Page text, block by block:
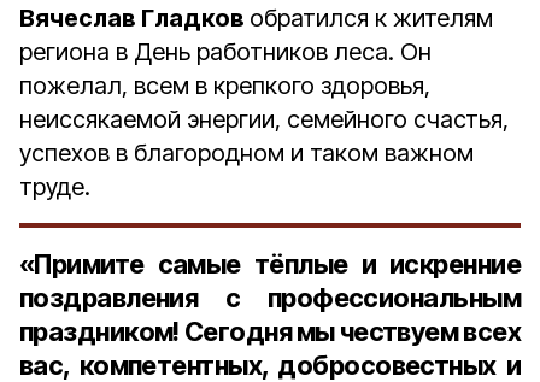
Вячеслав Гладков обратился к жителям
региона в День работников леса. Он
пожелал, всем в крепкого здоровья,
неиссякаемой энергии, семейного счастья,
успехов в благородном и таком важном
труде.
«Примите самые тёплые и искренние
поздравления с профессиональным
праздником! Сегодня мы чествуем всех
вас, компетентных, добросовестных и